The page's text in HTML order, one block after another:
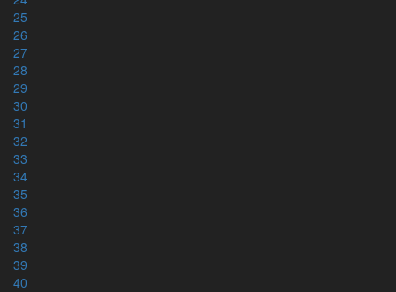
25
26
27
28
29
30
31
32
33
34
35
36
37
38
39
40
Läs mer om appen